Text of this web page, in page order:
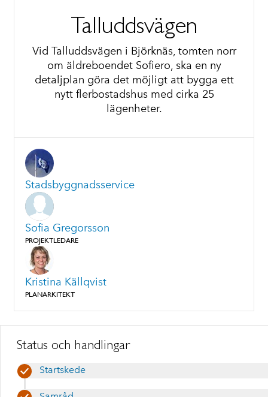
Talluddsvägen
Vid Talluddsvägen i Björknäs, tomten norr
om äldreboendet Sofiero, ska en ny
detaljplan göra det möjligt att bygga ett
nytt flerbostadshus med cirka 25
lägenheter.
Stadsbyggnadsservice
Sofia Gregorsson
PROJEKTLEDARE
Kristina Källqvist
PLANARKITEKT
Status och handlingar
Startskede